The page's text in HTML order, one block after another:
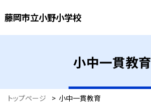
藤岡市立小野小学校
小中一貫教育
トップページ > 小中一貫教育